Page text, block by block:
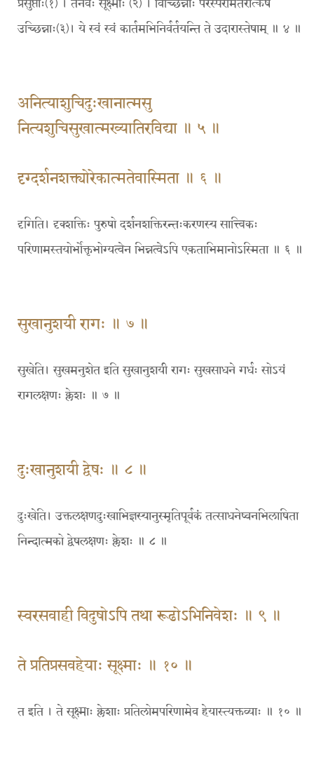
प्रसुप्ताः(१) । तनवः सूक्ष्माः (२) । विच्छिन्नाः परस्परमितरोत्कर्षे
उच्छिन्नाः(३)। ये स्वं स्वं कार्तमभिनिर्वर्तयन्ति ते उदारास्तेषाम् ॥ ४ ॥
अनित्याशुचिदुःखानात्मसु
नित्यशुचिसुखात्मख्यातिरविद्या ॥ ५ ॥
दृग्दर्शनशक्त्योरेकात्मतेवास्मिता ॥ ६ ॥
दृगिति। दृक्शक्तिः पुरुषो दर्शनशक्तिरन्तःकरणस्य सात्त्विकः
परिणामस्तयोर्भोक्तृभोग्यत्वेन भिन्नत्वेऽपि एकताभिमानोऽस्मिता ॥ ६ ॥
सुखानुशयी रागः ॥ ७ ॥
सुखेति। सुखमनुशेत इति सुखानुशयी रागः सुखसाधने गर्धः सोऽयं
रागलक्षणः क्लेशः ॥ ७ ॥
दुःखानुशयी द्वेषः ॥ ८ ॥
दुःखेति। उक्तलक्षणदुःखाभिज्ञस्यानुस्मृतिपूर्वकं तत्साधनेष्वनभिलाषिता
निन्दात्मको द्वेषलक्षणः क्लेशः ॥ ८ ॥
स्वरसवाही विदुषोऽपि तथा रूढोऽभिनिवेशः ॥ ९ ॥
ते प्रतिप्रसवहेयाः सूक्ष्माः ॥ १० ॥
त इति । ते सूक्ष्माः क्लेशाः प्रतिलोमपरिणामेव हेयास्त्यक्तव्याः ॥ १० ॥